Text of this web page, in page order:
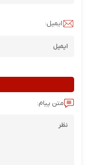
ایمیل:
متن پیام: